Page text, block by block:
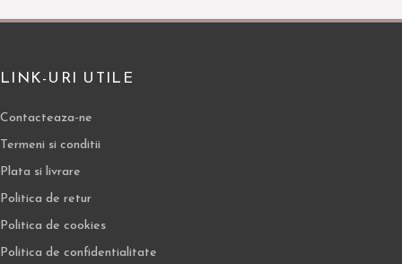
LINK-URI UTILE
Contacteaza-ne
Termeni si conditii
Plata si livrare
Politica de retur
Politica de cookies
Politica de confidentialitate